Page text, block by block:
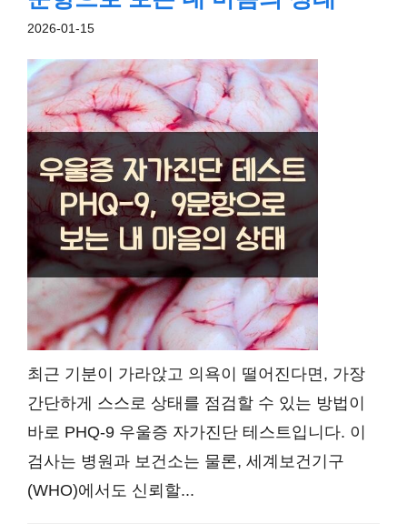
2026-01-15
최근 기분이 가라앉고 의욕이 떨어진다면, 가장
간단하게 스스로 상태를 점검할 수 있는 방법이
바로 PHQ-9 우울증 자가진단 테스트입니다. 이
검사는 병원과 보건소는 물론, 세계보건기구
(WHO)에서도 신뢰할...